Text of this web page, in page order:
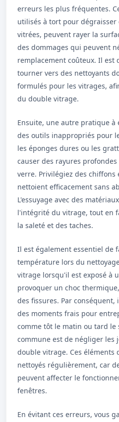
erreurs les plus fréquentes.
utilisés à tort pour dégraisser
vitrées, peuvent rayer la
des dommages qui peuvent
remplacement coûteux. Il est
tourner vers des nettoyants
formulés pour les vitrages,
du double vitrage.
Ensuite, une autre pratique
des outils inappropriés pour
les éponges dures ou les
causer des rayures
verre. Privilégiez des
nettoient efficacement sans
L'essuyage avec des
l'intégrité du vitrage, tout en
la saleté et des taches.
Il est également essentiel de
température lors du
vitrage lorsqu'il est exposé à
provoquer un choc
des fissures. Par
des moments frais pour
comme tôt le matin ou tard le
commune est de négliger les
double vitrage. Ces éléments
nettoyés régulièrement, car
peuvent affecter le
fenêtres.
En évitant ces erreurs, vous